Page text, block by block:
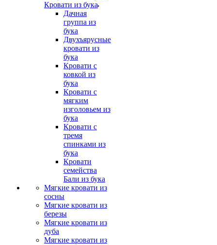
Кровати из бука
Дачная
группа из
бука
Двухъярусные
кровати из
бука
Кровати с
ковкой из
бука
Кровати с
мягким
изголовьем из
бука
Кровати с
тремя
спинками из
бука
Кровати
семейства
Бали из бука
Мягкие кровати из
сосны
Мягкие кровати из
березы
Мягкие кровати из
дуба
Мягкие кровати из